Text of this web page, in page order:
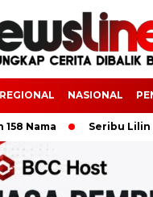
REGIONAL NASIONAL
Seribu Lilin